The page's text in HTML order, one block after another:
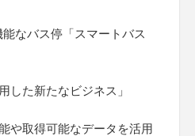
なバス停「スマートバス
した新たなビジネス」
や取得可能なデータを活用